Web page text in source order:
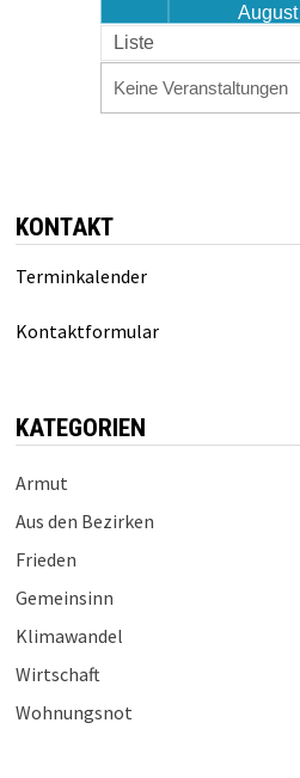
August
Liste
Keine Veranstaltungen
KONTAKT
Terminkalender
Kontaktformular
KATEGORIEN
Armut
Aus den Bezirken
Frieden
Gemeinsinn
Klimawandel
Wirtschaft
Wohnungsnot